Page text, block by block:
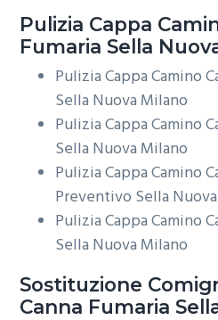
Pulizia Cappa
Fumaria Sella
Pulizia Cappa Camino
Sella Nuova Milano
Pulizia Cappa Camino
Sella Nuova Milano
Pulizia Cappa Camino
Preventivo Sella
Pulizia Cappa Camino
Sella Nuova Milano
Sostituzione
Canna Fumaria